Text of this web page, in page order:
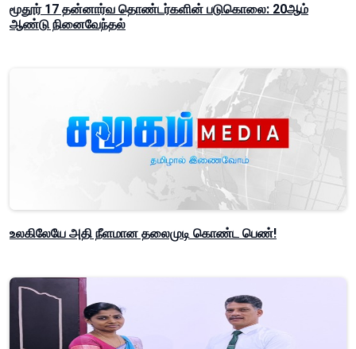
மூதூர் 17 தன்னார்வ தொண்டர்களின் படுகொலை: 20ஆம்
ஆண்டு நினைவேந்தல்
உலகிலேயே அதி நீளமான தலைமுடி கொண்ட பெண்!